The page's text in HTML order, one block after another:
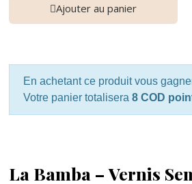
Ajouter au panier
En achetant ce produit vous
Votre panier totalisera 8 COD
La Bamba – Vernis